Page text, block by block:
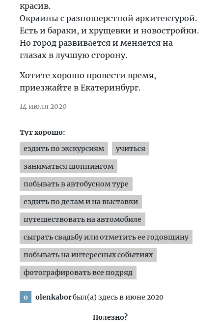
красив.
Окраины с разношерстной архитектурой.
Есть и бараки, и хрущевки и новостройки.
Но город развивается и меняется на
глазах в лучшую сторону.
Хотите хорошо провести время,
приезжайте в Екатеринбург.
14 июля 2020
Тут хорошо:
ездить по экскурсиям
учиться
заниматься шоппингом
побывать в автобусном туре
ездить по делам и на выставки
путешествовать на автомобиле
сыграть свадьбу или отметить ее годовщину
побывать на интересных событиях
фотографировать все подряд
o olenkaborбыл(а) здесь в июне 2020
Полезно?